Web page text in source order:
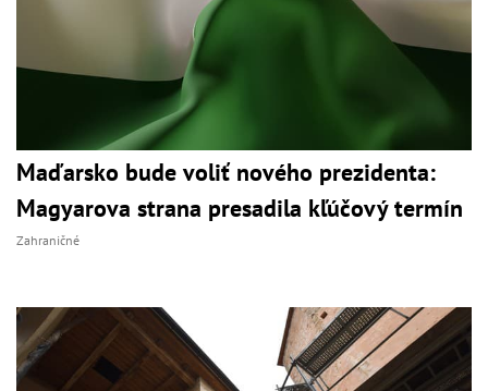
Maďarsko bude voliť nového prezidenta:
Magyarova strana presadila kľúčový termín
Zahraničné